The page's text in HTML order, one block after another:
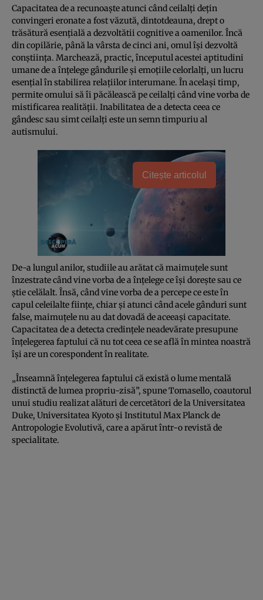
Capacitatea de a recunoaşte atunci când ceilalţi deţin
convingeri eronate a fost văzută, dintotdeauna, drept o
trăsătură esenţială a dezvoltătii cognitive a oamenilor. Încă
din copilărie, până la vârsta de cinci ani, omul îşi dezvoltă
conştiinţa. Marchează, practic, începutul acestei aptitudini
umane de a înţelege gândurile şi emoţiile celorlalţi, un lucru
esenţial în stabilirea relaţiilor interumane. În acelaşi timp,
permite omului să îi păcălească pe ceilalţi când vine vorba de
mistificarea realităţii. Inabilitatea de a detecta ceea ce
gândesc sau simt ceilalţi este un semn timpuriu al
autismului.
Citește articolul
De-a lungul anilor, studiile au arătat că maimuţele sunt
înzestrate când vine vorba de a înţelege ce îşi doreşte sau ce
ştie celălalt. Însă, când vine vorba de a percepe ce este în
capul celeilalte fiinţe, chiar şi atunci când acele gânduri sunt
false, maimuţele nu au dat dovadă de aceeaşi capacitate.
Capacitatea de a detecta credinţele neadevărate presupune
înţelegerea faptului că nu tot ceea ce se află în mintea noastră
îşi are un corespondent în realitate.
„Înseamnă înţelegerea faptului că există o lume mentală
distinctă de lumea propriu-zisă”, spune Tomasello, coautorul
unui studiu realizat alături de cercetători de la Universitatea
Duke, Universitatea Kyoto şi Institutul Max Planck de
Antropologie Evolutivă, care a apărut într-o revistă de
specialitate.